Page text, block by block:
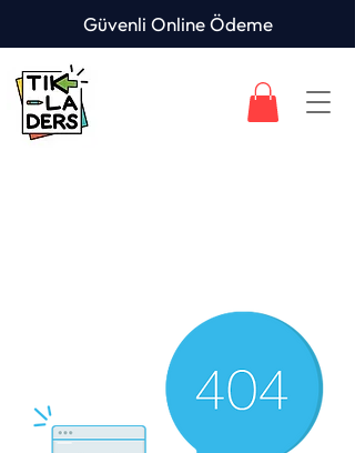
Güvenli Online Ödeme